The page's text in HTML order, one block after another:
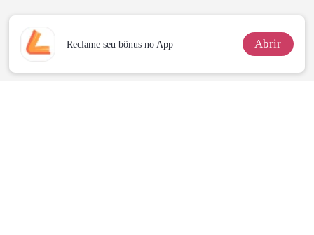
Reclame seu bônus no App Abrir